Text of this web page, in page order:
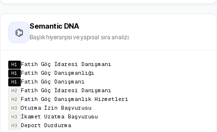
⌬
Semantic DNA
Başlık hiyerarşisi ve yapısal sıra analizi.
H1 Fatih Göç İdaresi Danışmanı
H1 Fatih Göç Danışmanlığı
H1 Fatih Göç Danışmanı
H2 Fatih Göç İdaresi Danışmanı
H2 Fatih Göç Danışmanlık Hizmetleri
H3 Oturma İzin Başvurusu
H3 İkamet Uzatma Başvurusu
H3 Deport Durdurma